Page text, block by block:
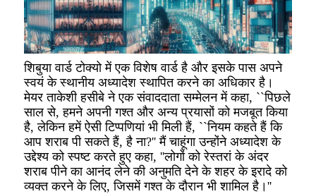
शिबुया वार्ड टोक्यो में एक विशेष वार्ड है और इसके पास अपने
स्वयं के स्थानीय अध्यादेश स्थापित करने का अधिकार है।
मेयर ताकेशी हसीबे ने एक संवाददाता सम्मेलन में कहा, ``पिछले
साल से, हमने अपनी गश्त और अन्य प्रयासों को मजबूत किया
है, लेकिन हमें ऐसी टिप्पणियां भी मिली हैं, ``नियम कहते हैं कि
आप शराब पी सकते हैं, है ना?'' मैं चाहूंगा उन्होंने अध्यादेश के
उद्देश्य को स्पष्ट करते हुए कहा, ''लोगों को रेस्तरां के अंदर
शराब पीने का आनंद लेने की अनुमति देने के शहर के इरादे को
व्यक्त करने के लिए, जिसमें गश्त के दौरान भी शामिल है।''